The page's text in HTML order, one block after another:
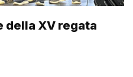
della XV regata